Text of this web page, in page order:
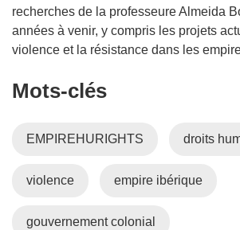
recherches de la professeure Almeida
années à venir, y compris les projets
violence et la résistance dans les
Mots‑clés
EMPIREHURIGHTS droits
violence empire ibérique
gouvernement colonial